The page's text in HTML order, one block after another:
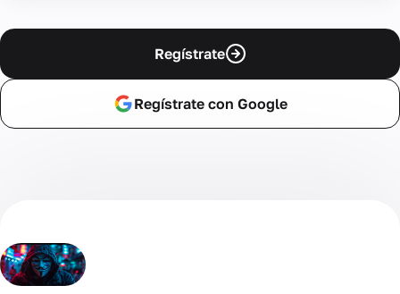
Regístrate
Regístrate con Google